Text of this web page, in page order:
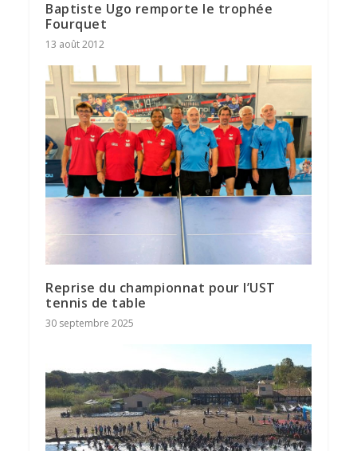
Baptiste Ugo remporte le trophée
Fourquet
13 août 2012
Reprise du championnat pour l’UST
tennis de table
30 septembre 2025